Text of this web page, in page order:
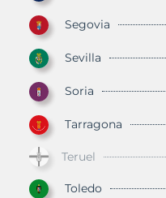
Segovia
Sevilla
Soria
Tarragona
Teruel
Toledo